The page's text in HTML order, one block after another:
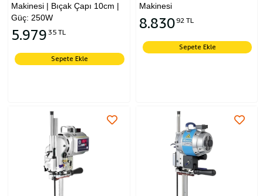
Makinesi | Bıçak Çapı 10cm |
Güç: 250W
5.979 35 TL
Sepete Ekle
Makinesi
8.83092 TL
Sepete Ekle